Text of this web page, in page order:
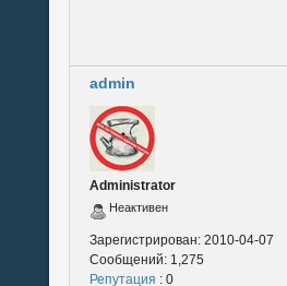
admin
Administrator
Неактивен
Зарегистрирован: 2010-04-07
Сообщений: 1,275
Репутация : 0